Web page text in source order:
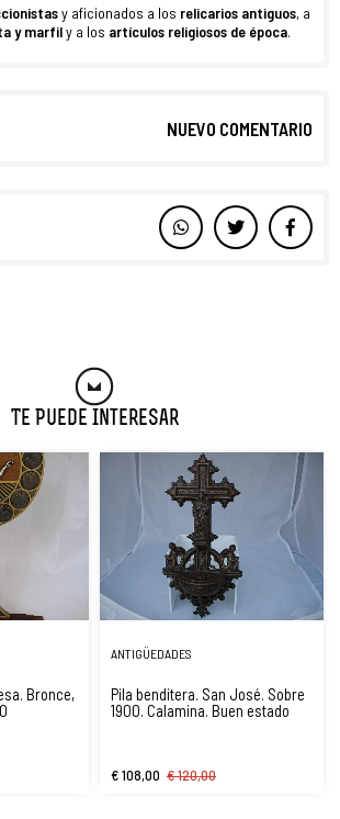
y aficionados a los relicarios antiguos, a
y marfily a los artículos religiosos de época.
NUEVO COMENTARIO
Te Puede Interesar
Bronce,
ANTIGÜEDADES
Pila benditera. San José. Sobre
1900. Calamina. Buen estado
€ 108,00 € 120,00